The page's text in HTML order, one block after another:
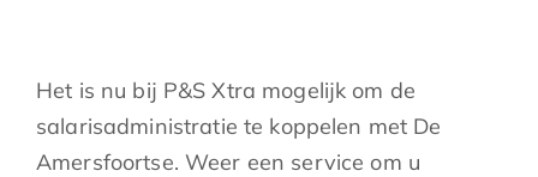
Actueel
Het is nu bij P&S Xtra mogelijk om de
salarisadministratie te koppelen met De
Amersfoortse. Weer een service om u